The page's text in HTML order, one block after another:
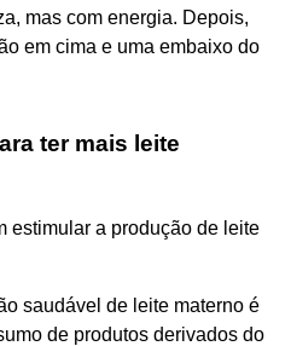
mas com energia. Depois,
em cima e uma embaixo do
ter mais leite
estimular a produção de leite
saudável de leite materno é
de produtos derivados do